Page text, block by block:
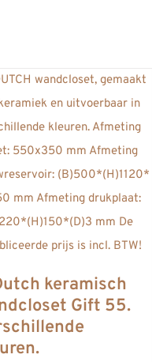
keramisch
Gift 55.